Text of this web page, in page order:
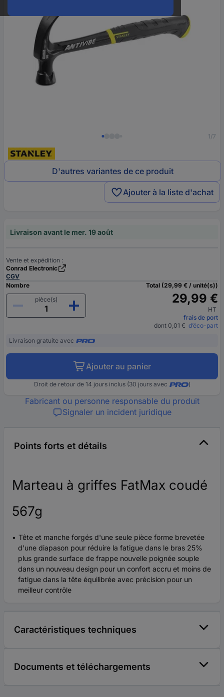
1/7
D'autres variantes de ce produit
Ajouter à la liste d'achat
Livraison avant le mer. 19 août
Vente et expédition :
Conrad Electronic
CGV
Nombre
pièce(s)
Total (29,99 € / unité(s))
29,99 €
HT
frais de port
dont 0,01 € d’éco-part
Livraison gratuite avec
Ajouter au panier
Droit de retour de 14 jours inclus (30 jours avec )
Fabricant ou personne responsable du produit
Signaler un incident juridique
Points forts et détails
Marteau à griffes FatMax coudé
567g
Tête et manche forgés d'une seule pièce forme brevetée
d'une diapason pour réduire la fatigue dans le bras 25%
plus grande surface de frappe nouvelle poignée souple
dans un nouveau design pour un confort accru et moins de
fatigue dans la tête équilibrée avec précision pour un
meilleur contrôle
Caractéristiques techniques
Documents et téléchargements